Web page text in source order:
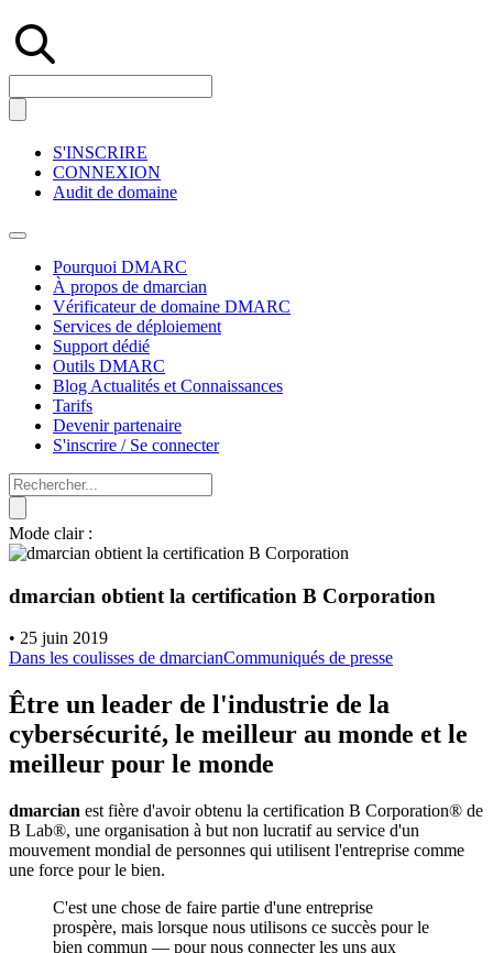
S'INSCRIRE
CONNEXION
Audit de domaine
Pourquoi DMARC
À propos de dmarcian
Vérificateur de domaine DMARC
Services de déploiement
Support dédié
Outils DMARC
Blog Actualités et Connaissances
Tarifs
Devenir partenaire
S'inscrire / Se connecter
Mode clair :
dmarcian obtient la certification B Corporation
• 25 juin 2019
Dans les coulisses de dmarcianCommuniqués de presse
Être un leader de l'industrie de la
cybersécurité, le meilleur au monde et le
meilleur pour le monde
dmarcian est fière d'avoir obtenu la certification B Corporation® de
B Lab®, une organisation à but non lucratif au service d'un
mouvement mondial de personnes qui utilisent l'entreprise comme
une force pour le bien.
C'est une chose de faire partie d'une entreprise
prospère, mais lorsque nous utilisons ce succès pour le
bien commun — pour nous connecter les uns aux